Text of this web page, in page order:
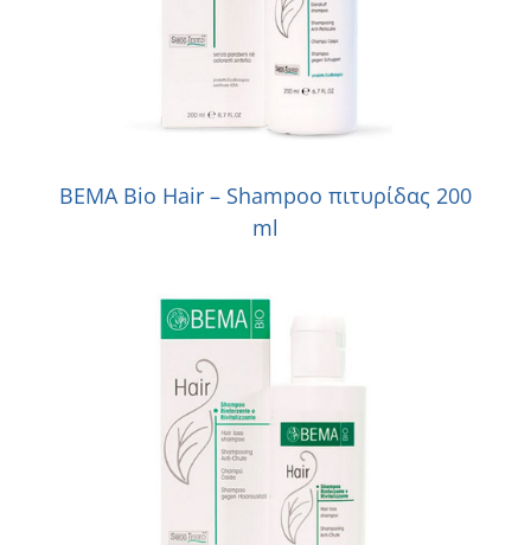
BEMA Bio Hair – Shampoo πιτυρίδας 200
ml